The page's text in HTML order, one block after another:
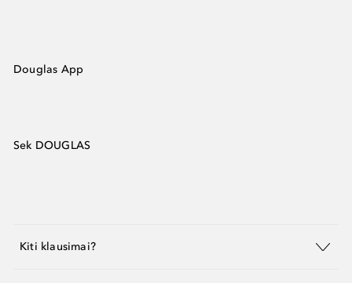
Douglas App
Sek DOUGLAS
Kiti klausimai?